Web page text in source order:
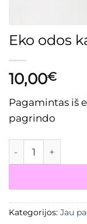
Eko odos
10,00€
Pagamintas iš
pagrindo
Kategorijos: Jau